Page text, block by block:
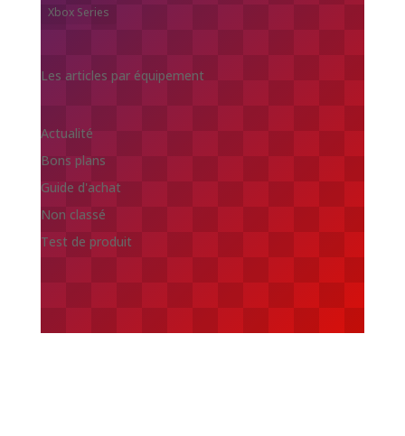
Xbox Series
Les articles par équipement
Actualité
Bons plans
Guide d'achat
Non classé
Test de produit